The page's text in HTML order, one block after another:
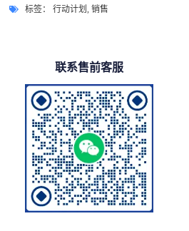
标签：
行动计划 , 销售
联系售前客服